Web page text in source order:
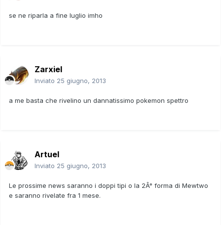
se ne riparla a fine luglio imho
Zarxiel
Inviato 25 giugno, 2013
a me basta che rivelino un dannatissimo pokemon spettro
Artuel
Inviato 25 giugno, 2013
Le prossime news saranno i doppi tipi o la 2Â° forma di Mewtwo
e saranno rivelate fra 1 mese.